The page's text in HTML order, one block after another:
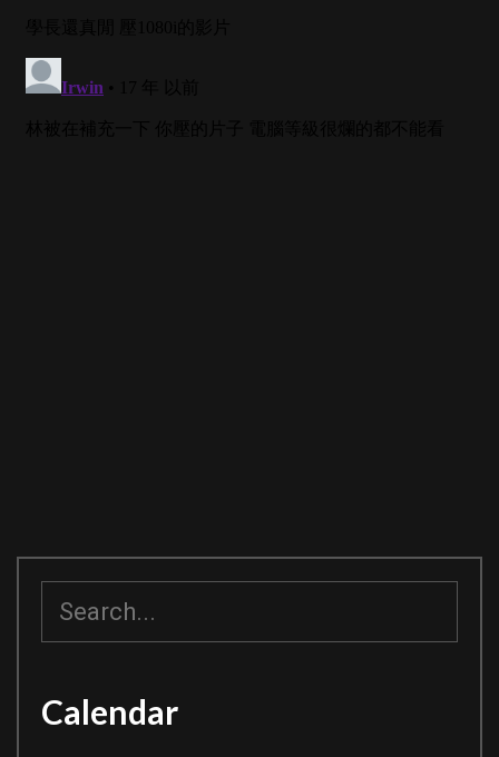
Calendar